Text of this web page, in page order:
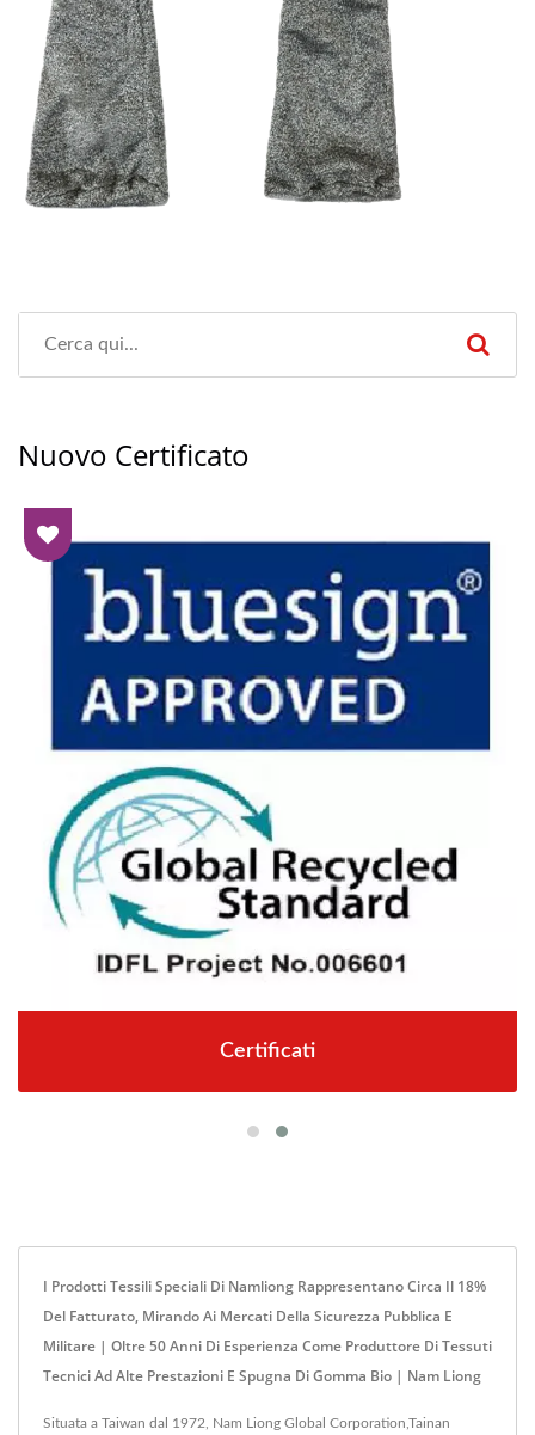
Nuovo Certificato
Certificati
I Prodotti Tessili Speciali Di Namliong Rappresentano Circa Il 18%
Del Fatturato, Mirando Ai Mercati Della Sicurezza Pubblica E
Militare | Oltre 50 Anni Di Esperienza Come Produttore Di Tessuti
Tecnici Ad Alte Prestazioni E Spugna Di Gomma Bio | Nam Liong
Situata a Taiwan dal 1972, Nam Liong Global Corporation,Tainan